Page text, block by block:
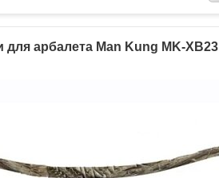
для арбалета Man Kung MK-XB23